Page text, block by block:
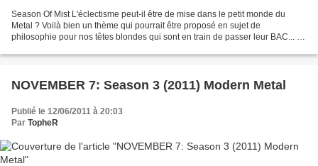
Season Of Mist L'éclectisme peut-il être de mise dans le petit monde du
Metal ? Voilà bien un thème qui pourrait être proposé en sujet de
philosophie pour nos têtes blondes qui sont en train de passer leur BAC... Et
NOVEMBER 7: Season 3 (2011) Modern Metal
Publié le 12/06/2011 à 20:03
Par TopheR